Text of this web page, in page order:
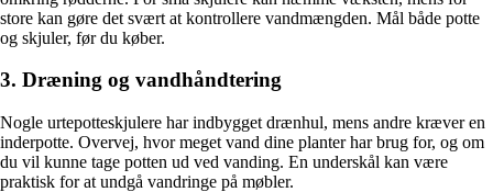
store kan gøre det svært at kontrollere vandmængden. Mål både potte
og skjuler, før du køber.
3. Dræning og vandhåndtering
Nogle urtepotteskjulere har indbygget drænhul, mens andre kræver en
inderpotte. Overvej, hvor meget vand dine planter har brug for, og om
du vil kunne tage potten ud ved vanding. En underskål kan være
praktisk for at undgå vandringe på møbler.